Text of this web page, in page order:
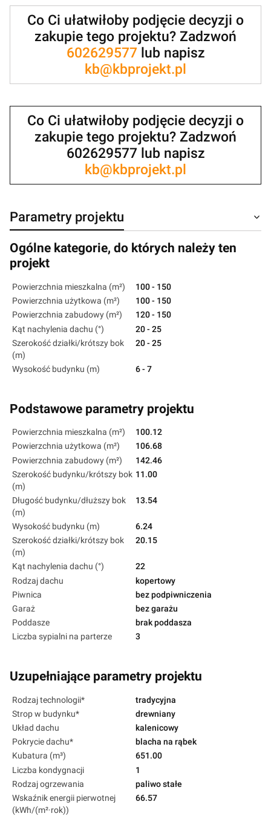
Co Ci ułatwiłoby podjęcie decyzji o
zakupie tego projektu? Zadzwoń
602629577lub napisz
kb@kbprojekt.pl
Co Ci ułatwiłoby podjęcie decyzji o
zakupie tego projektu? Zadzwoń
602629577 lub napisz
kb@kbprojekt.pl
Parametry projektu
Ogólne kategorie, do których należy ten
projekt
Powierzchnia mieszkalna (m²)
100 - 150
Powierzchnia użytkowa (m²)
100 - 150
Powierzchnia zabudowy (m²)
120 - 150
Kąt nachylenia dachu (°)
20 - 25
Szerokość działki/krótszy bok
(m)
20 - 25
Wysokość budynku (m) 6 - 7
Podstawowe parametry projektu
Powierzchnia mieszkalna (m²)
100.12
Powierzchnia użytkowa (m²)
106.68
Powierzchnia zabudowy (m²)
142.46
Szerokość budynku/krótszy bok
(m)
11.00
Długość budynku/dłuższy bok
(m)
13.54
Wysokość budynku (m)
6.24
Szerokość działki/krótszy bok
(m)
20.15
Kąt nachylenia dachu (°)
22
Rodzaj dachu
kopertowy
Piwnica
bez podpiwniczenia
Garaż
bez garażu
Poddasze
brak poddasza
Liczba sypialni na parterze
3
Uzupełniające parametry projektu
Rodzaj technologii*
tradycyjna
Strop w budynku*
drewniany
Układ dachu
kalenicowy
Pokrycie dachu*
blacha na rąbek
Kubatura (m³)
651.00
Liczba kondygnacji
1
Rodzaj ogrzewania
paliwo stałe
Wskaźnik energii pierwotnej
(kWh/(m²·rok))
66.57